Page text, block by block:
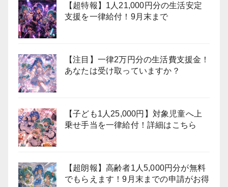
【超特報】1人21,000円分の生活安定
支援を一律給付！9月末まで
【注目】一律2万円分の生活費支援金！
あなたは受け取っていますか？
【子ども1人25,000円】対象児童へ上
乗せ手当を一律給付！詳細はこちら
【超朗報】高齢者1人5,000円分が無料
でもらえます！9月末までの申請がお得